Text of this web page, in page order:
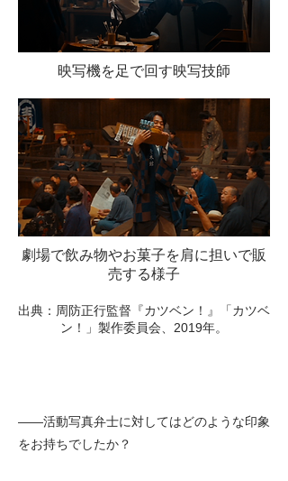
映写機を足で回す映写技師
劇場で飲み物やお菓子を肩に担いで販
売する様子
​出典：周防正行監督『カツベン！』「カツベ
ン！」製作委員会、2019年。
――活動写真弁士に対してはどのような印象
をお持ちでしたか？